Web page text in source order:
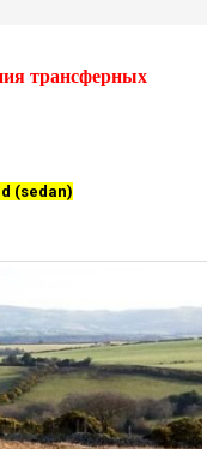
трансферных
(sedan)